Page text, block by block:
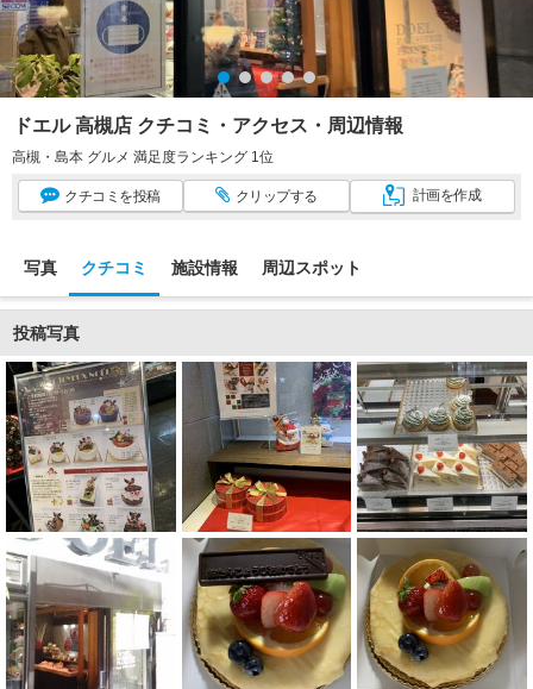
ドエル 高槻店 クチコミ・アクセス・周辺情報
高槻・島本 グルメ 満足度ランキング 1位
クチコミ を投稿 クリップする 計画を作成
写真 クチコミ 施設情報 周辺スポット
投稿写真